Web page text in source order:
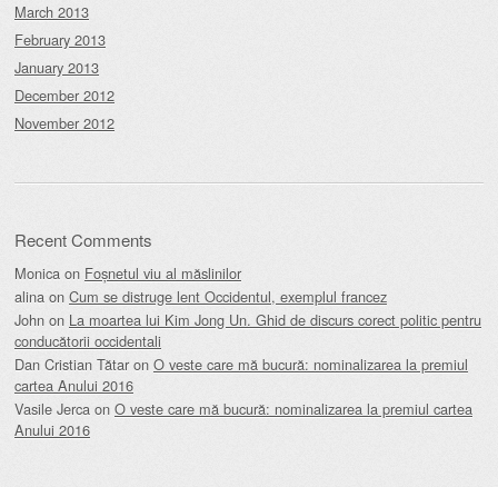
March 2013
February 2013
January 2013
December 2012
November 2012
Recent Comments
Monica on Foșnetul viu al măslinilor
alina on Cum se distruge lent Occidentul, exemplul francez
John on La moartea lui Kim Jong Un. Ghid de discurs corect politic pentru
conducătorii occidentali
Dan Cristian Tătar on O veste care mă bucură: nominalizarea la premiul
cartea Anului 2016
Vasile Jerca on O veste care mă bucură: nominalizarea la premiul cartea
Anului 2016